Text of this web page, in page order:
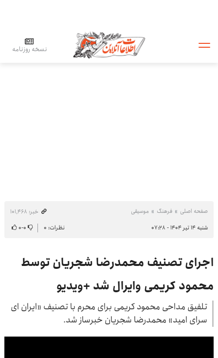
نسخه روزنامه
صفحه اصلی فرهنگ موسیقی
خبر: ۱۰۱٬۴۶۸
شنبه ۱۴ تیر ۱۴۰۴ - ۰۷:۲۸
نظرات: ۰ ۰-۰
اجرای تصنیف محمدرضا شجریان توسط
محمود کریمی وایرال شد +ویدیو
تلفیق مداحی محمود کریمی برای محرم با تصنیف «ایران ای
سرای امید» محمدرضا شجریان خبرساز شد.